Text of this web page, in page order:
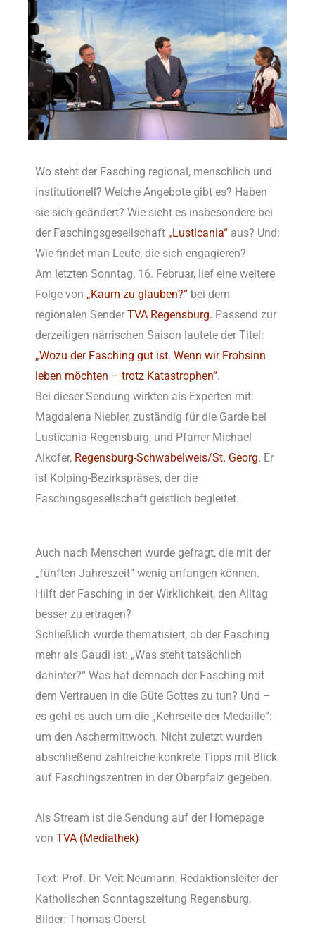
Wo steht der Fasching regional, menschlich und
institutionell? Welche Angebote gibt es? Haben
sie sich geändert? Wie sieht es insbesondere bei
der Faschingsgesellschaft „Lusticania“ aus? Und:
Wie findet man Leute, die sich engagieren?
Am letzten Sonntag, 16. Februar, lief eine weitere
Folge von „Kaum zu glauben?“ bei dem
regionalen Sender TVA Regensburg. Passend zur
derzeitigen närrischen Saison lautete der Titel:
„Wozu der Fasching gut ist. Wenn wir Frohsinn
leben möchten – trotz Katastrophen“.
Bei dieser Sendung wirkten als Experten mit:
Magdalena Niebler, zuständig für die Garde bei
Lusticania Regensburg, und Pfarrer Michael
Alkofer, Regensburg-Schwabelweis/St. Georg. Er
ist Kolping-Bezirkspräses, der die
Faschingsgesellschaft geistlich begleitet.
Auch nach Menschen wurde gefragt, die mit der
„fünften Jahreszeit“ wenig anfangen können.
Hilft der Fasching in der Wirklichkeit, den Alltag
besser zu ertragen?
Schließlich wurde thematisiert, ob der Fasching
mehr als Gaudi ist: „Was steht tatsächlich
dahinter?“ Was hat demnach der Fasching mit
dem Vertrauen in die Güte Gottes zu tun? Und –
es geht es auch um die „Kehrseite der Medaille“:
um den Aschermittwoch. Nicht zuletzt wurden
abschließend zahlreiche konkrete Tipps mit Blick
auf Faschingszentren in der Oberpfalz gegeben.
Als Stream ist die Sendung auf der Homepage
von TVA (Mediathek)
Text: Prof. Dr. Veit Neumann, Redaktionsleiter der
Katholischen Sonntagszeitung Regensburg,
Bilder: Thomas Oberst